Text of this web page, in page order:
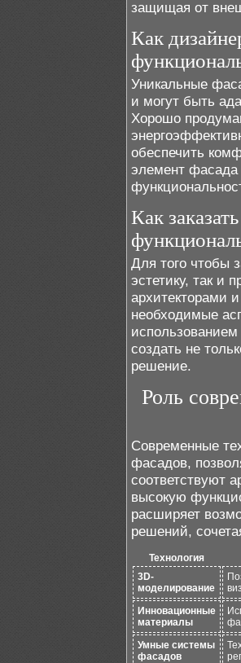
защищая от
Как
Уникальные
и могут быть
Хорошо
обеспечить
элемент
Как
Для того чтобы
эстетику, так и
архитекторами
необходимые
создать не
решение.
Роль
Современные
фасадов,
соответствуют
высокую
расширяет
решений,
Технология
3D-
моделирование
Инновационные
материалы
Умные системы
фасадов